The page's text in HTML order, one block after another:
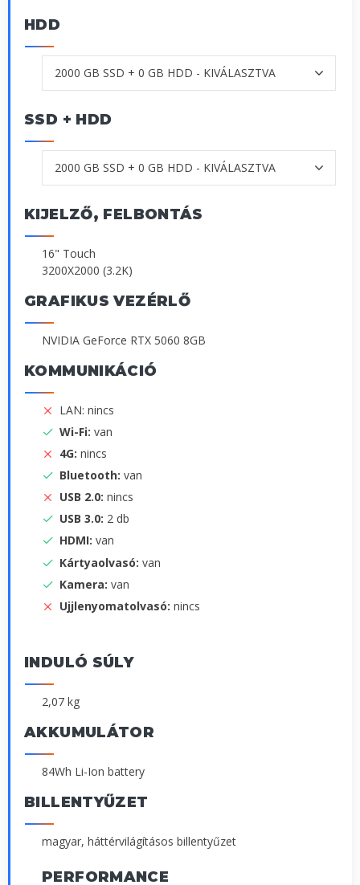
HDD
SSD + HDD
KIJELZŐ, FELBONTÁS
16" Touch
3200X2000 (3.2K)
GRAFIKUS VEZÉRLŐ
NVIDIA GeForce RTX 5060 8GB
KOMMUNIKÁCIÓ
LAN: nincs
Wi-Fi: van
4G: nincs
Bluetooth: van
USB 2.0: nincs
USB 3.0: 2 db
HDMI: van
Kártyaolvasó: van
Kamera: van
Ujjlenyomatolvasó: nincs
INDULÓ SÚLY
2,07 kg
AKKUMULÁTOR
84Wh Li-Ion battery
BILLENTYŰZET
magyar, háttérvilágításos billentyűzet
PERFORMANCE